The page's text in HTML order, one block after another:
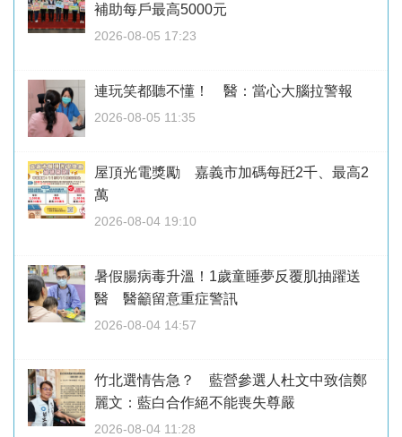
補助每戶最高5000元
2026-08-05 17:23
連玩笑都聽不懂！ 醫：當心大腦拉警報
2026-08-05 11:35
屋頂光電獎勵 嘉義市加碼每瓩2千、最高2
萬
2026-08-04 19:10
暑假腸病毒升溫！1歲童睡夢反覆肌抽躍送
醫 醫籲留意重症警訊
2026-08-04 14:57
竹北選情告急？ 藍營參選人杜文中致信鄭
麗文：藍白合作絕不能喪失尊嚴
2026-08-04 11:28